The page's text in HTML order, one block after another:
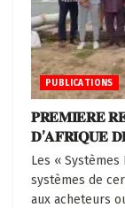
PUBLICATIONS
𝐏𝐑𝐄𝐌𝐈𝐄𝐑𝐄
𝐃’𝐀𝐅𝐑𝐈𝐐𝐔𝐄
Les « Systèmes
systèmes de
aux acheteurs